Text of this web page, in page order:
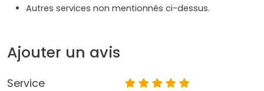
Autres services non mentionnés ci-dessus.
Ajouter un avis
Service